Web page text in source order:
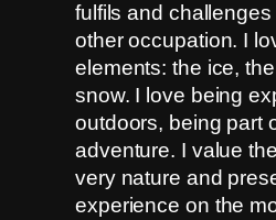
fulfils and
other occupation. I
elements: the ice,
snow. I love being
outdoors, being part
adventure. I value
very nature and
experience on the